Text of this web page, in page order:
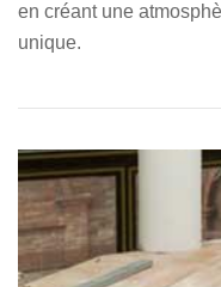
en créant une
unique.